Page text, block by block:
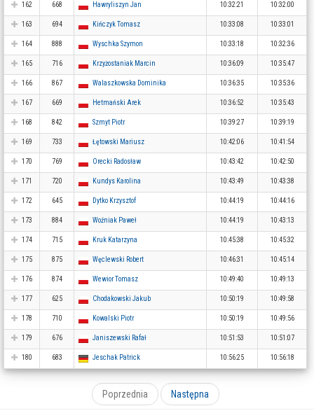
162 668 Hawryliszyn Jan 10:32:21 10:32:00
163 694 Kińczyk Tomasz 10:33:08 10:33:01
164 888 Wyschka Szymon 10:33:18 10:32:36
165 716 Krzyżostaniak Marcin 10:36:09 10:35:47
166 867 Walaszkowska Dominika 10:36:35 10:35:36
167 669 Hetmański Arek 10:36:52 10:35:43
168 842 Szmyt Piotr 10:39:27 10:39:19
169 733 Łętowski Mariusz 10:42:06 10:41:54
170 769 Orecki Radosław 10:43:42 10:42:50
171 720 Kundys Karolina 10:43:49 10:43:38
172 645 Dytko Krzysztof 10:44:19 10:44:16
173 884 Woźniak Paweł 10:44:19 10:43:13
174 715 Kruk Katarzyna 10:45:38 10:45:32
175 875 Węclewski Robert 10:46:31 10:45:14
176 874 Wewior Tomasz 10:49:40 10:49:13
177 625 Chodakowski Jakub 10:50:19 10:49:58
178 710 Kowalski Piotr 10:50:19 10:49:56
179 676 Janiszewski Rafał 10:51:53 10:51:07
180 683 Jeschak Patrick 10:56:25 10:56:18
Poprzednia Następna